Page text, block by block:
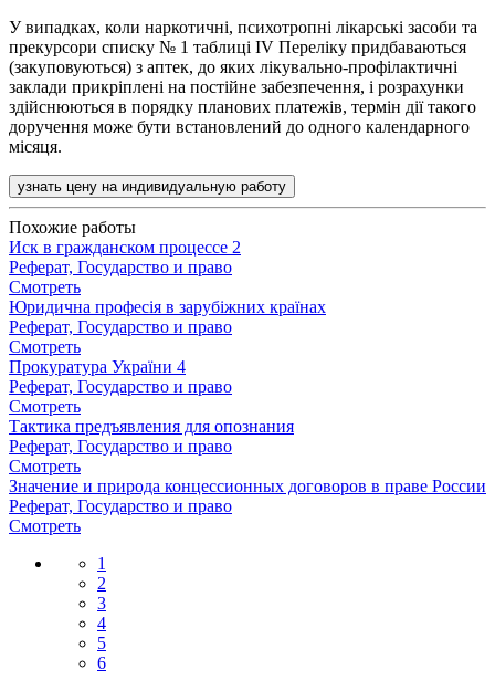
У випадках, коли наркотичні, психотропні лікарські засоби та
прекурсори списку № 1 таблиці IV Переліку придбаваються
(закуповуються) з аптек, до яких лікувально-профілактичні
заклади прикріплені на постійне забезпечення, i розрахунки
здійснюються в порядку планових платежів, термін дії такого
доручення може бути встановлений до одного календарного
місяця.
узнать цену на индивидуальную работу
Похожие работы
Иск в гражданском процессе 2
Реферат, Государство и право
Смотреть
Юридична професія в зарубіжних країнах
Реферат, Государство и право
Смотреть
Прокуратура України 4
Реферат, Государство и право
Смотреть
Тактика предъявления для опознания
Реферат, Государство и право
Смотреть
Значение и природа концессионных договоров в праве России
Реферат, Государство и право
Смотреть
1
2
3
4
5
6